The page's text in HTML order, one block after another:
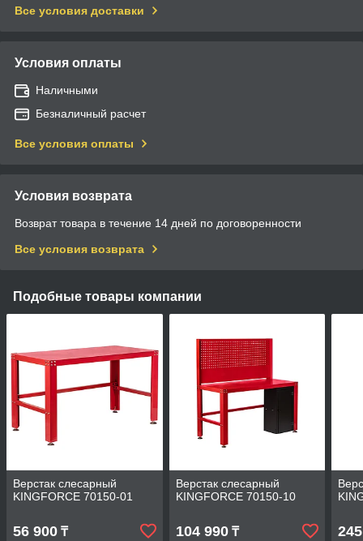
Все условия доставки
Условия оплаты
Наличными
Безналичный расчет
Все условия оплаты
Условия возврата
Возврат товара в течение 14 дней по договоренности
Все условия возврата
Подобные товары компании
Верстак слесарный
KINGFORCE 70150-01
56 900 ₸
Верстак слесарный
KINGFORCE 70150-10
104 990₸